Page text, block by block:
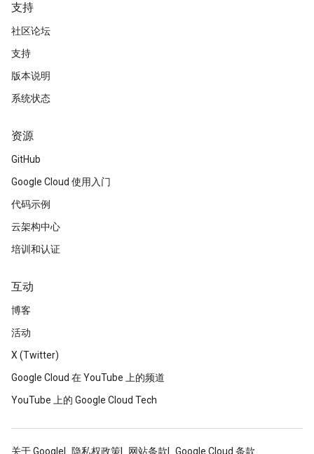
支持
社区论坛
支持
版本说明
系统状态
资源
GitHub
Google Cloud 使用入门
代码示例
云架构中心
培训和认证
互动
博客
活动
X (Twitter)
Google Cloud 在 YouTube 上的频道
YouTube 上的 Google Cloud Tech
关于 Google 隐私权政策 网站条款 Google Cloud 条款